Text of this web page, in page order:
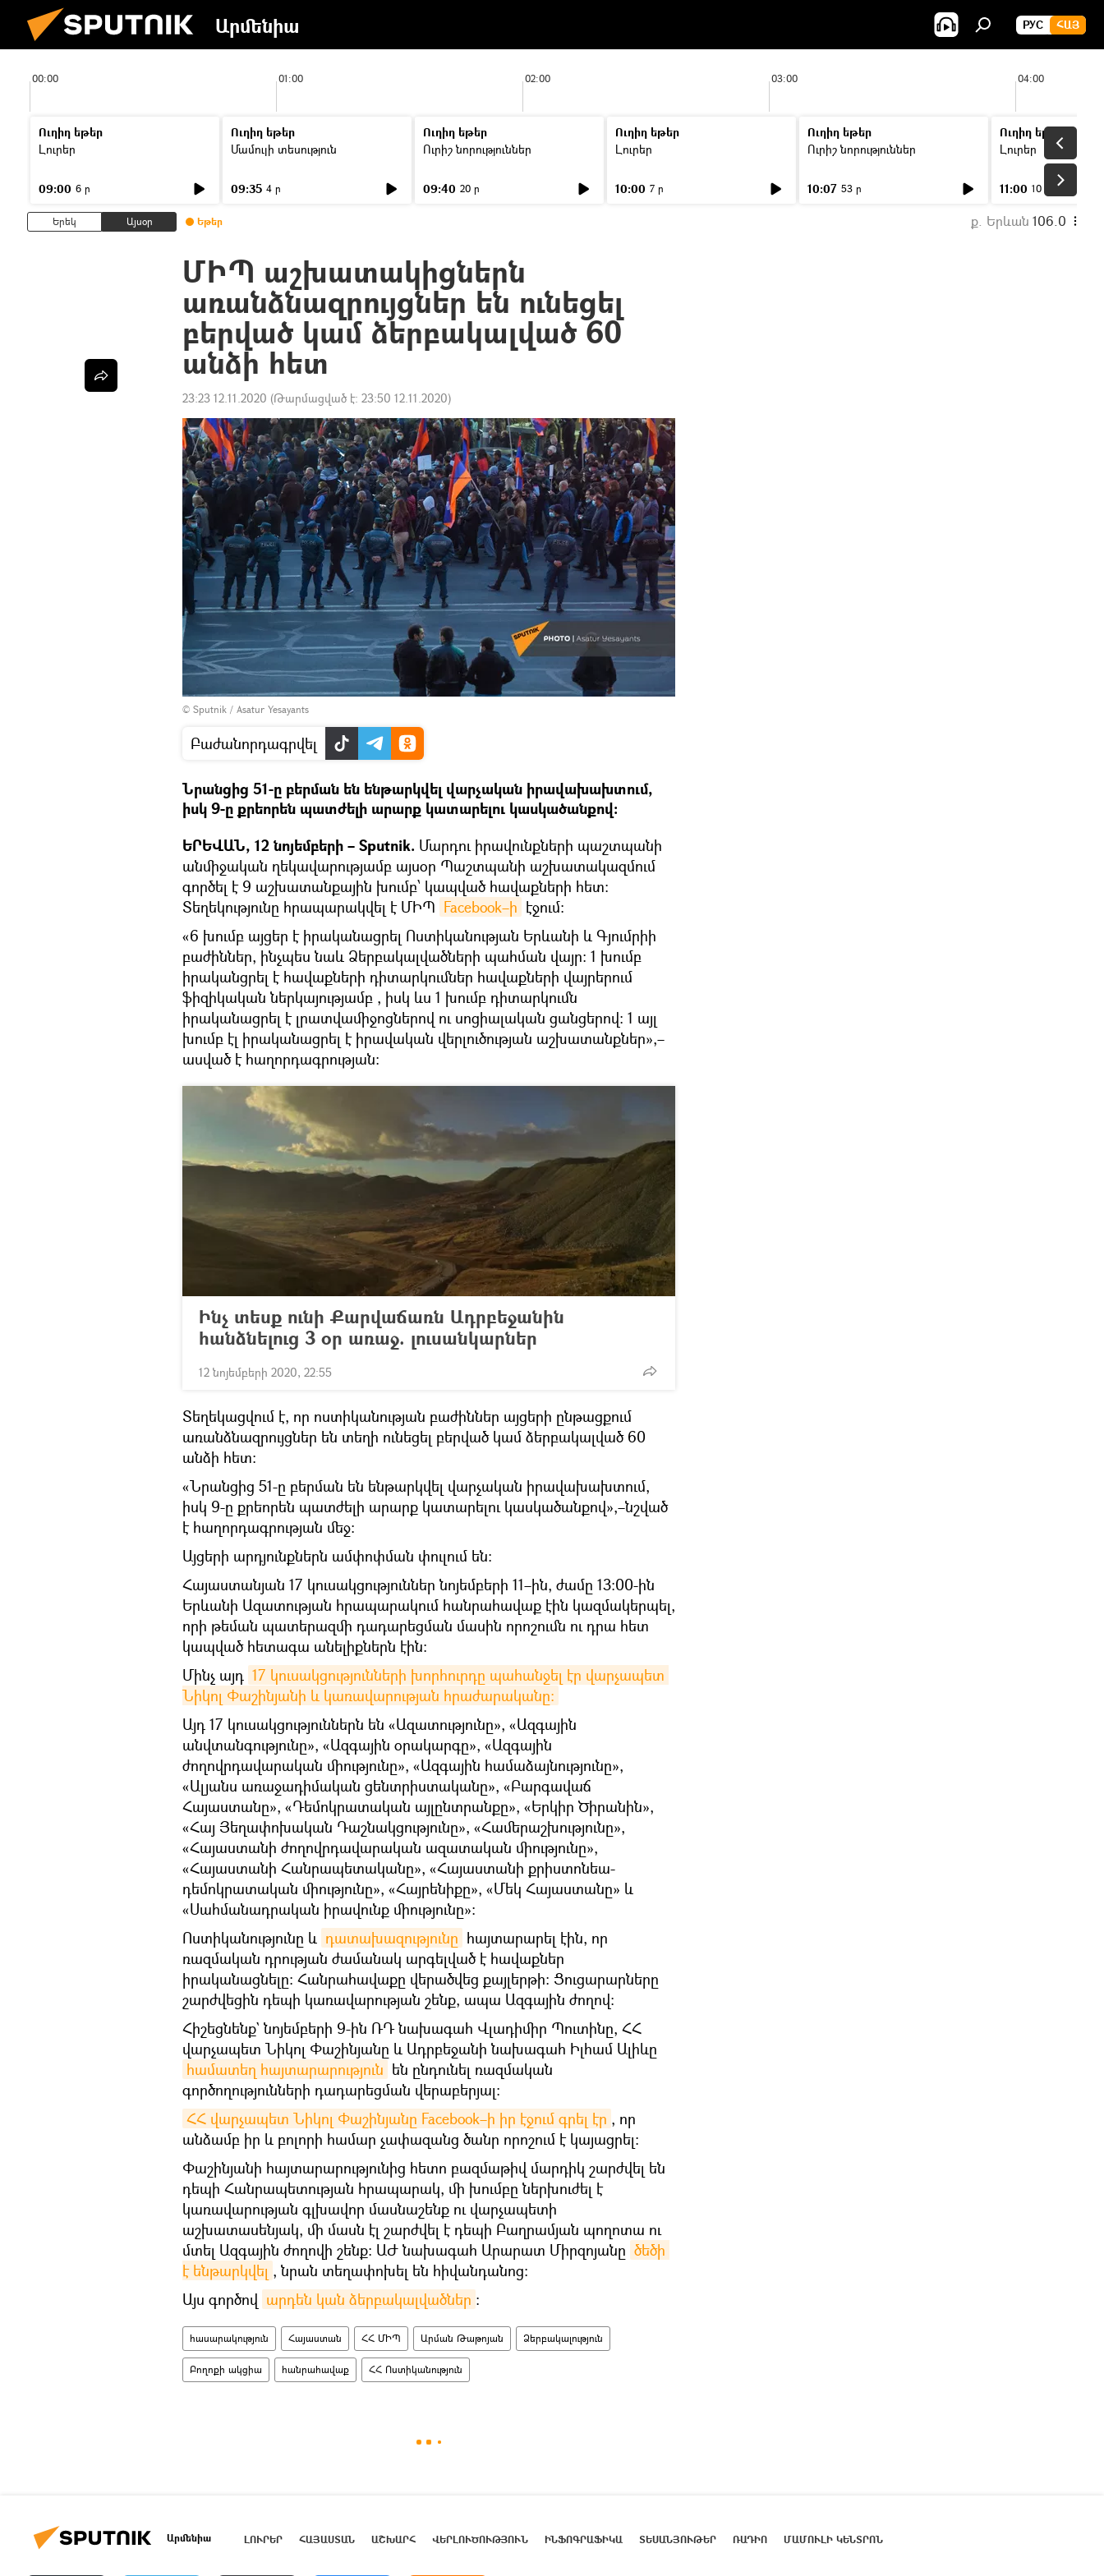
Արմենիա РУС ՀԱՅ
00:00 01:00 02:00 03:00 04:00
Ուղիղ եթեր
Լուրեր
09:00 6 ր
Ուղիղ եթեր
Մամուլի տեսություն
09:35 4 ր
Ուղիղ եթեր
Ուրիշ նորություններ
09:40 20 ր
Ուղիղ եթեր
Լուրեր
10:00 7 ր
Ուղիղ եթեր
Ուրիշ նորություններ
10:07 53 ր
Ուղիղ եթեր
Լուրեր
11:00 10 ր
Երեկ Այսօր Եթեր ք. Երևան 106.0
ՄԻՊ աշխատակիցներն
առանձնազրույցներ են ունեցել
բերված կամ ձերբակալված 60
անձի հետ
23:23 12.11.2020 (Թարմացված է: 23:50 12.11.2020)
© Sputnik / Asatur Yesayants
Բաժանորդագրվել
Նրանցից 51-ը բերման են ենթարկվել վարչական իրավախախտում,
իսկ 9-ը քրեորեն պատժելի արարք կատարելու կասկածանքով։
ԵՐԵՎԱՆ, 12 նոյեմբերի – Sputnik. Մարդու իրավունքների պաշտպանի
անմիջական ղեկավարությամբ այսօր Պաշտպանի աշխատակազմում
գործել է 9 աշխատանքային խումբ՝ կապված հավաքների հետ։
Տեղեկությունը հրապարակվել է ՄԻՊ Facebook–ի էջում։
«6 խումբ այցեր է իրականացրել Ոստիկանության Երևանի և Գյումրիի
բաժիններ, ինչպես նաև Ձերբակալվածների պահման վայր: 1 խումբ
իրականցրել է հավաքների դիտարկումներ հավաքների վայրերում
ֆիզիկական ներկայությամբ , իսկ ևս 1 խումբ դիտարկումն
իրականացրել է լրատվամիջոցներով ու սոցիալական ցանցերով։ 1 այլ
խումբ էլ իրականացրել է իրավական վերլուծության աշխատանքներ»,–
ասված է հաղորդագրության։
Ինչ տեսք ունի Քարվաճառն Ադրբեջանին
հանձնելուց 3 օր առաջ. լուսանկարներ
12 նոյեմբերի 2020, 22:55
Տեղեկացվում է, որ ոստիկանության բաժիններ այցերի ընթացքում
առանձնազրույցներ են տեղի ունեցել բերված կամ ձերբակալված 60
անձի հետ։
«Նրանցից 51-ը բերման են ենթարկվել վարչական իրավախախտում,
իսկ 9-ը քրեորեն պատժելի արարք կատարելու կասկածանքով»,–նշված
է հաղորդագրության մեջ:
Այցերի արդյունքներն ամփոփման փուլում են:
Հայաստանյան 17 կուսակցություններ նոյեմբերի 11–ին, ժամը 13:00-ին
Երևանի Ազատության հրապարակում հանրահավաք էին կազմակերպել,
որի թեման պատերազմի դադարեցման մասին որոշումն ու դրա հետ
կապված հետագա անելիքներն էին։
Մինչ այդ 17 կուսակցությունների խորհուրդը պահանջել էր վարչապետ
Նիկոլ Փաշինյանի և կառավարության հրաժարականը:
Այդ 17 կուսակցություններն են «Ազատությունը», «Ազգային
անվտանգությունը», «Ազգային օրակարգը», «Ազգային
ժողովրդավարական միությունը», «Ազգային համաձայնությունը»,
«Ալյանս առաջադիմական ցենտրիստականը», «Բարգավաճ
Հայաստանը», «Դեմոկրատական այլընտրանքը», «Երկիր Ծիրանին»,
«Հայ Յեղափոխական Դաշնակցությունը», «Համերաշխությունը»,
«Հայաստանի ժողովրդավարական ազատական միությունը»,
«Հայաստանի Հանրապետականը», «Հայաստանի քրիստոնեա-
դեմոկրատական միությունը», «Հայրենիքը», «Մեկ Հայաստանը» և
«Սահմանադրական իրավունք միությունը»:
Ոստիկանությունը և դատախազությունը հայտարարել էին, որ
ռազմական դրության ժամանակ արգելված է հավաքներ
իրականացնելը։ Հանրահավաքը վերածվեց քայլերթի։ Ցուցարարները
շարժվեցին դեպի կառավարության շենք, ապա Ազգային ժողով։
Հիշեցնենք` նոյեմբերի 9-ին ՌԴ նախագահ Վլադիմիր Պուտինը, ՀՀ
վարչապետ Նիկոլ Փաշինյանը և Ադրբեջանի նախագահ Իլհամ Ալիևը
համատեղ հայտարարություն են ընդունել ռազմական
գործողությունների դադարեցման վերաբերյալ։
ՀՀ վարչապետ Նիկոլ Փաշինյանը Facebook–ի իր էջում գրել էր , որ
անձամբ իր և բոլորի համար չափազանց ծանր որոշում է կայացրել:
Փաշինյանի հայտարարությունից հետո բազմաթիվ մարդիկ շարժվել են
դեպի Հանրապետության հրապարակ, մի խումբը ներխուժել է
կառավարության գլխավոր մասնաշենք ու վարչապետի
աշխատասենյակ, մի մասն էլ շարժվել է դեպի Բաղրամյան պողոտա ու
մտել Ազգային ժողովի շենք։ ԱԺ նախագահ Արարատ Միրզոյանը ծեծի
է ենթարկվել , նրան տեղափոխել են հիվանդանոց։
Այս գործով արդեն կան ձերբակալվածներ ։
հասարակություն Հայաստան ՀՀ ՄԻՊ Արման Թաթոյան Ձերբակալություն
Բողոքի ակցիա հանրահավաք ՀՀ Ոստիկանություն
Արմենիա ԼՈՒՐԵՐ ՀԱՅԱՍՏԱՆ ԱՇԽԱՐՀ ՎԵՐԼՈՒԾՈՒԹՅՈՒՆ ԻՆՖՈԳՐԱՖԻԿԱ ՏԵՍԱՆՅՈՒԹԵՐ ՌԱԴԻՈ ՄԱՄՈՒԼԻ ԿԵՆՏՐՈՆ